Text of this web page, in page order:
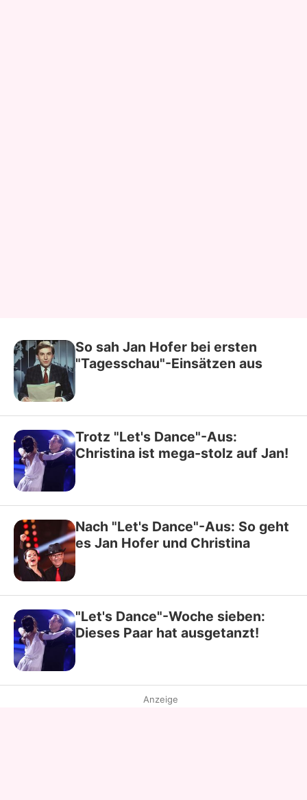
So sah Jan Hofer bei ersten
"Tagesschau"-Einsätzen aus
Trotz "Let's Dance"-Aus:
Christina ist mega-stolz auf Jan!
Nach "Let's Dance"-Aus: So geht
es Jan Hofer und Christina
"Let's Dance"-Woche sieben:
Dieses Paar hat ausgetanzt!
Anzeige